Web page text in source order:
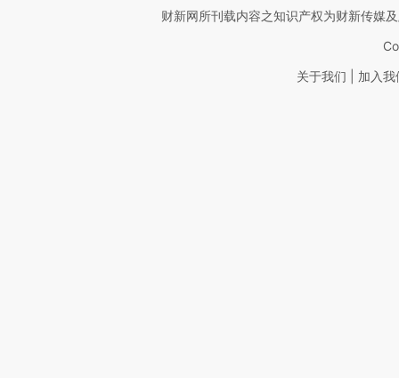
财新网所刊载内容之知识产权为财新传媒
关于我们 加入我